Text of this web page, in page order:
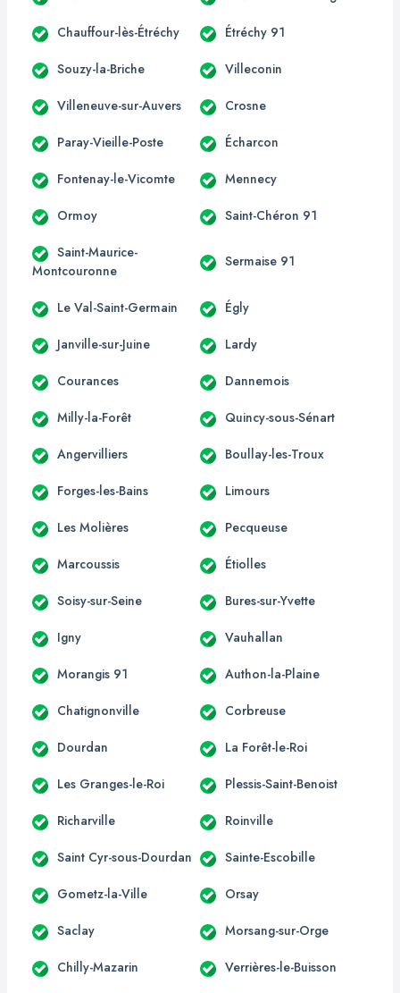
Chauffour-lès-Étréchy Étréchy 91
Souzy-la-Briche Villeconin
Villeneuve-sur-Auvers Crosne
Paray-Vieille-Poste Écharcon
Fontenay-le-Vicomte Mennecy
Ormoy Saint-Chéron 91
Saint-Maurice-
Montcouronne
Sermaise 91
Le Val-Saint-Germain Égly
Janville-sur-Juine Lardy
Courances Dannemois
Milly-la-Forêt Quincy-sous-Sénart
Angervilliers Boullay-les-Troux
Forges-les-Bains Limours
Les Molières Pecqueuse
Marcoussis Étiolles
Soisy-sur-Seine Bures-sur-Yvette
Igny Vauhallan
Morangis 91 Authon-la-Plaine
Chatignonville Corbreuse
Dourdan La Forêt-le-Roi
Les Granges-le-Roi Plessis-Saint-Benoist
Richarville Roinville
Saint Cyr-sous-Dourdan Sainte-Escobille
Gometz-la-Ville Orsay
Saclay Morsang-sur-Orge
Chilly-Mazarin Verrières-le-Buisson